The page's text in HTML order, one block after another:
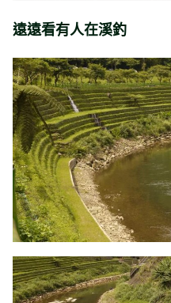
遠遠看有人在溪釣